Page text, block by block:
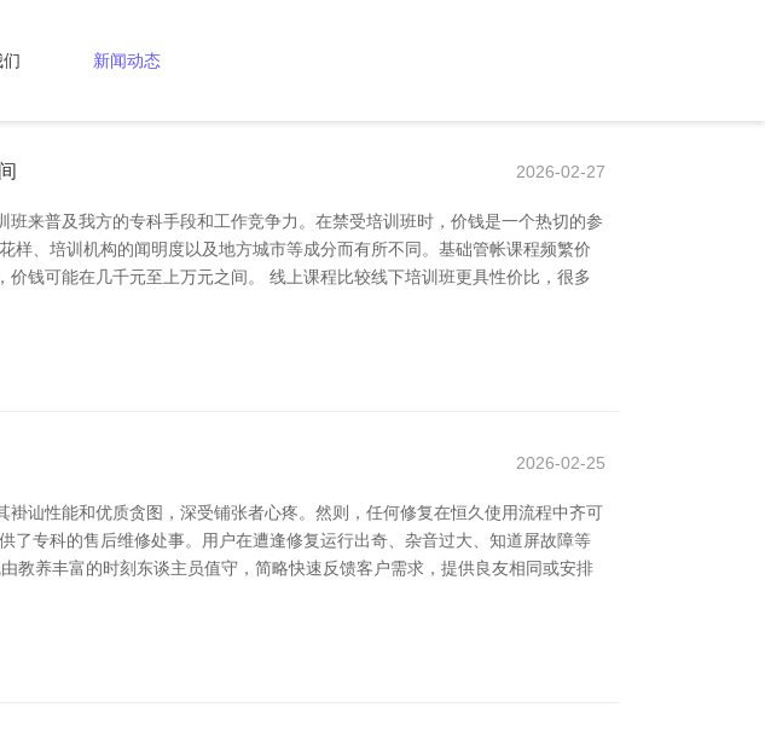
新闻动态
2026-02-27
来普及我方的专科手段和工作竞争力。在禁受培训班时，价钱是一个热切的参
、培训机构的闻明度以及地方城市等成分而有所不同。基础管帐课程频繁价
钱可能在几千元至上万元之间。 线上课程比较线下培训班更具性价比，很多
2026-02-25
讪性能和优质贪图，深受铺张者心疼。然则，任何修复在恒久使用流程中齐可
专科的售后维修处事。用户在遭逢修复运行出奇、杂音过大、知道屏故障等
教养丰富的时刻东谈主员值守，简略快速反馈客户需求，提供良友相同或安排